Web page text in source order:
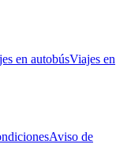
en autobúsViajes en
Aviso de